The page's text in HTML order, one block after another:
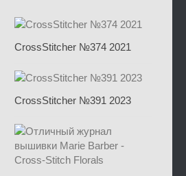
CrossStitcher №374 2021
CrossStitcher №391 2023